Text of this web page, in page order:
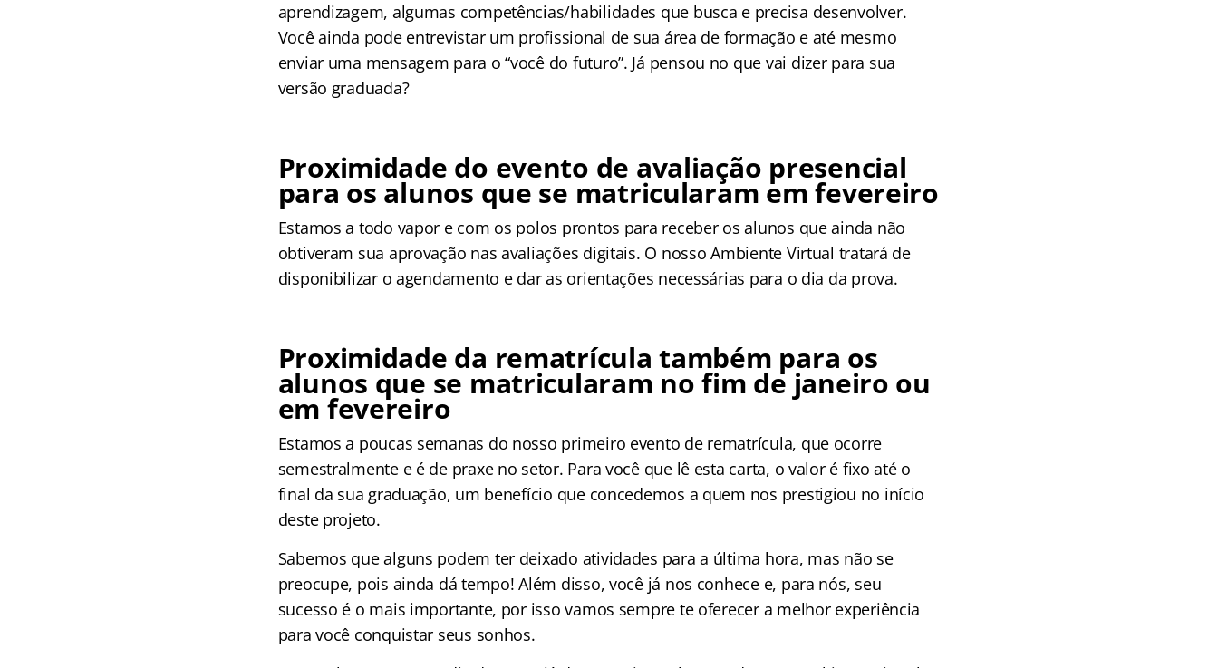
aprendizagem, algumas competências/habilidades que busca e precisa desenvolver.
Você ainda pode entrevistar um profissional de sua área de formação e até mesmo
enviar uma mensagem para o “você do futuro”. Já pensou no que vai dizer para sua
versão graduada?
Proximidade do evento de avaliação presencial
para os alunos que se matricularam em fevereiro
Estamos a todo vapor e com os polos prontos para receber os alunos que ainda não
obtiveram sua aprovação nas avaliações digitais. O nosso Ambiente Virtual tratará de
disponibilizar o agendamento e dar as orientações necessárias para o dia da prova.
Proximidade da rematrícula também para os
alunos que se matricularam no fim de janeiro ou
em fevereiro
Estamos a poucas semanas do nosso primeiro evento de rematrícula, que ocorre
semestralmente e é de praxe no setor. Para você que lê esta carta, o valor é fixo até o
final da sua graduação, um benefício que concedemos a quem nos prestigiou no início
deste projeto.
Sabemos que alguns podem ter deixado atividades para a última hora, mas não se
preocupe, pois ainda dá tempo! Além disso, você já nos conhece e, para nós, seu
sucesso é o mais importante, por isso vamos sempre te oferecer a melhor experiência
para você conquistar seus sonhos.